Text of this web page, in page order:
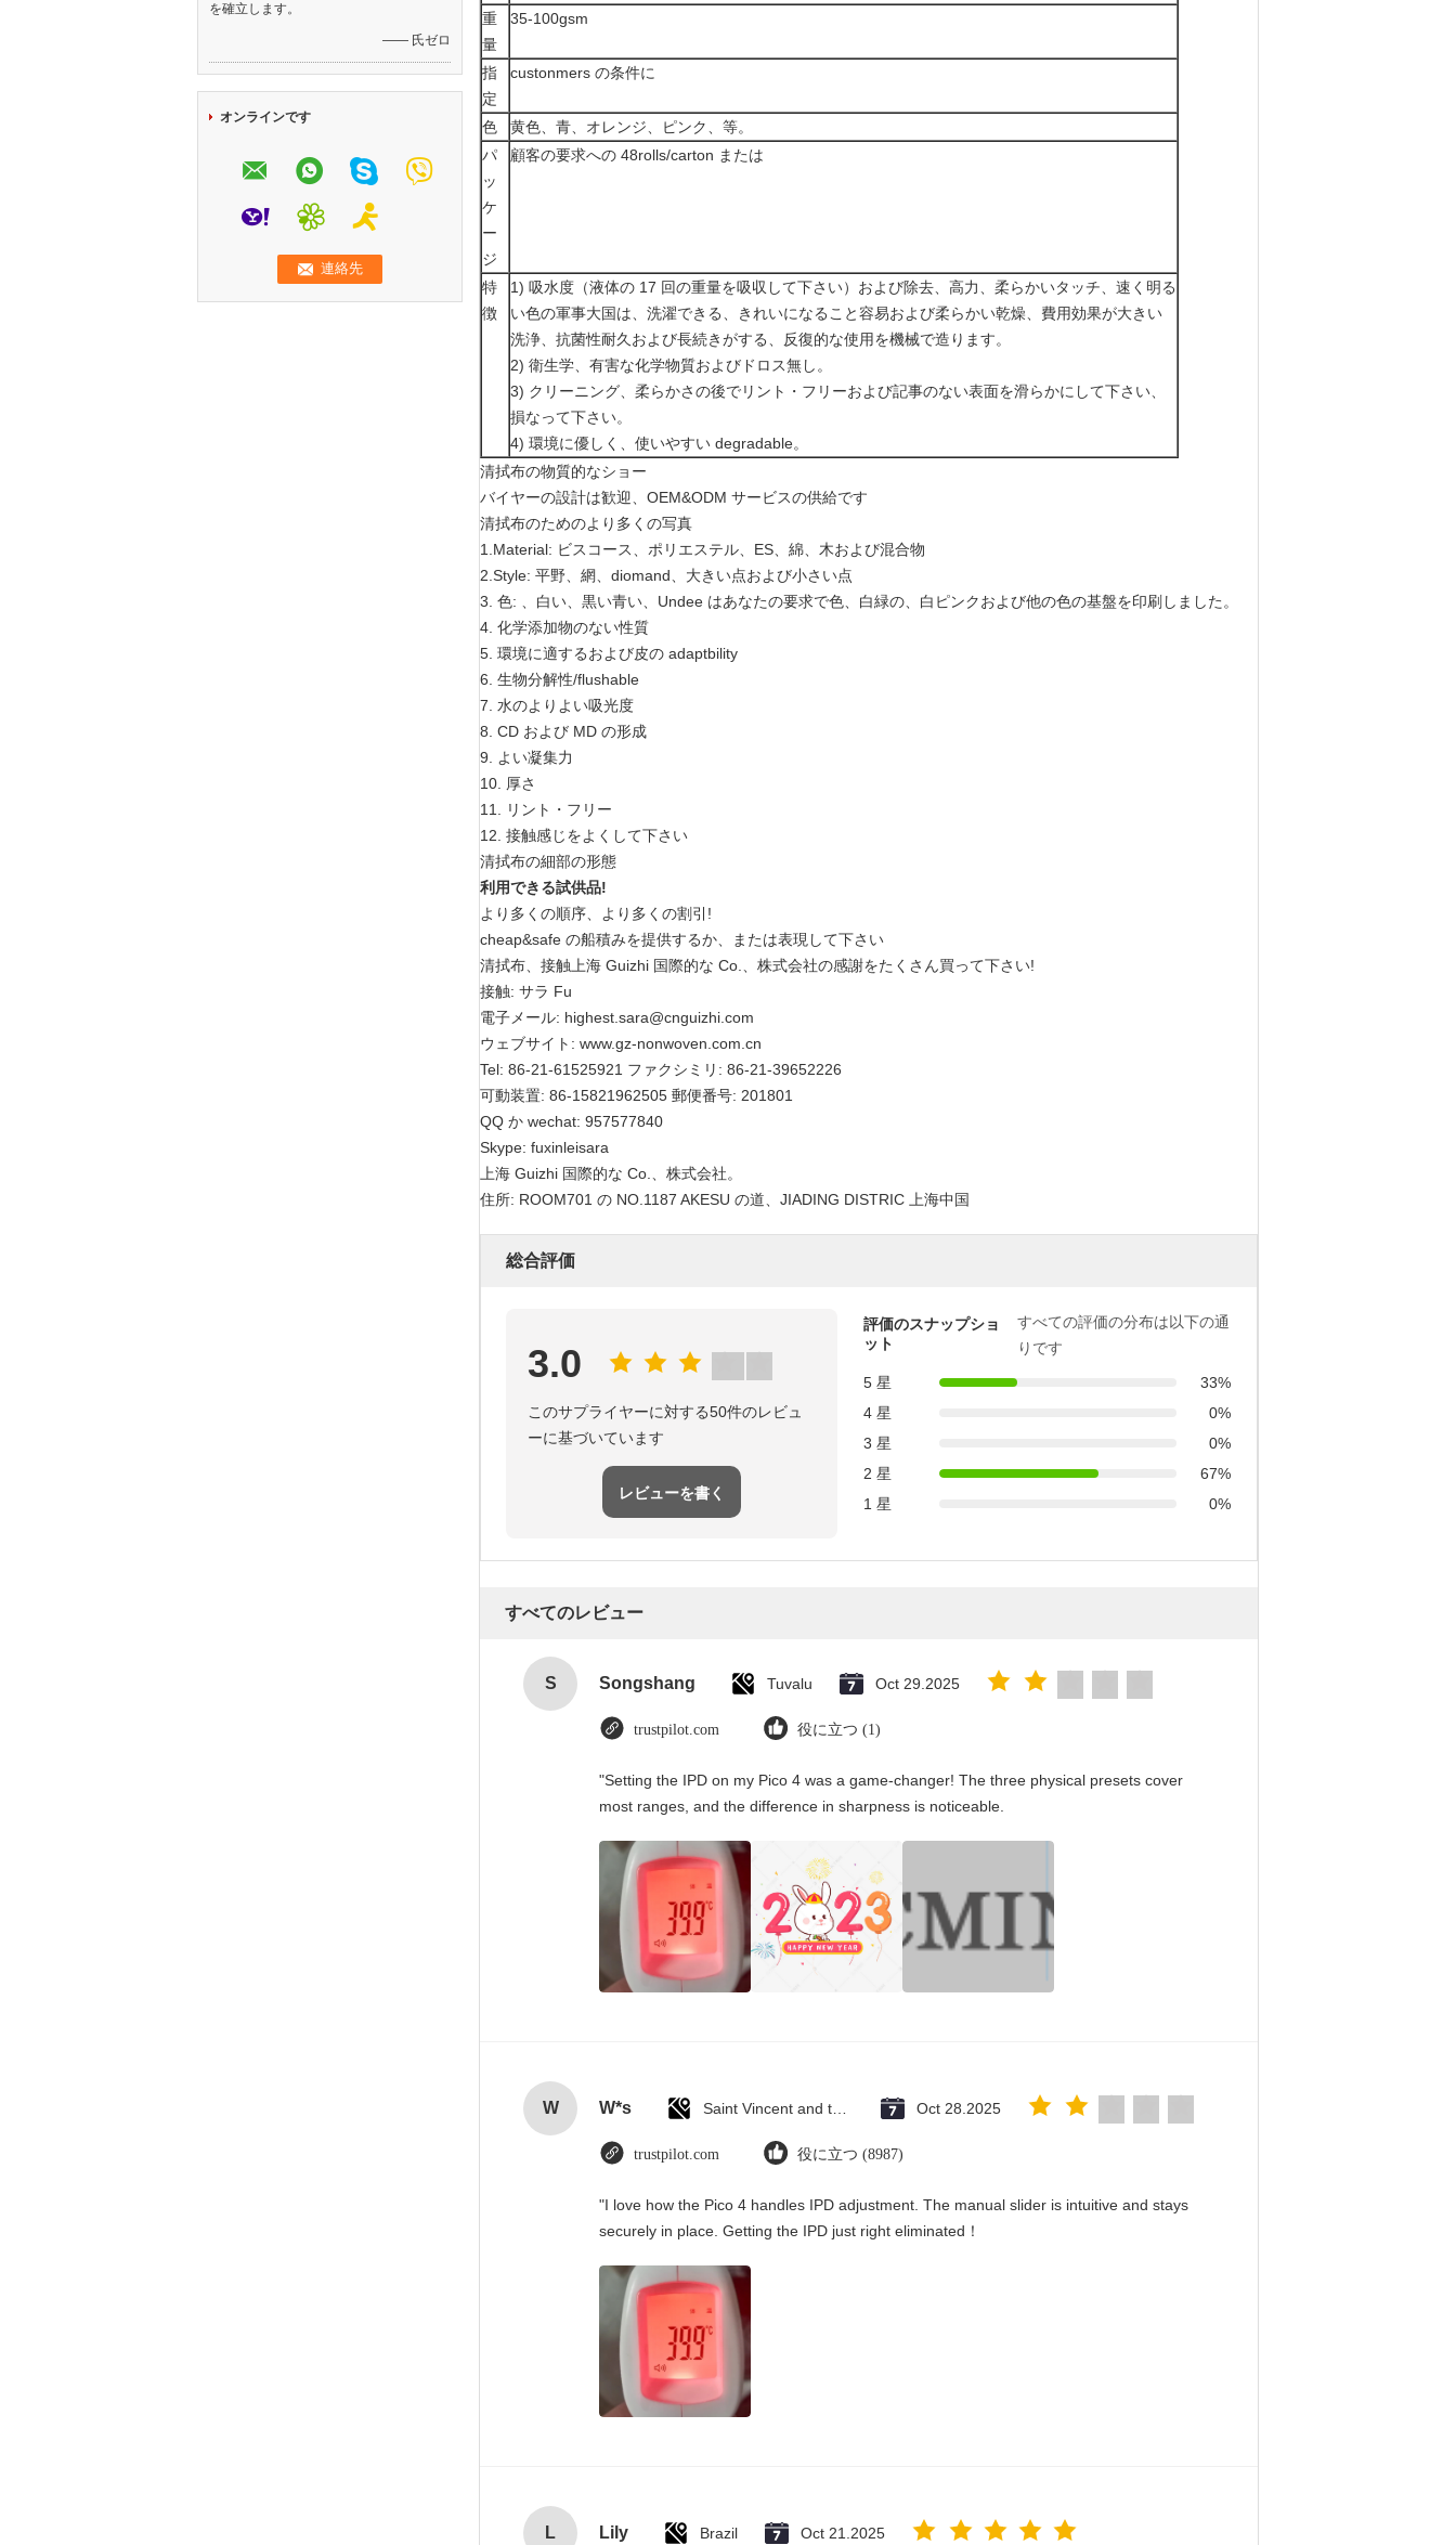
を確立します。
—— 氏ゼロ
オンラインです
重
量
35-100gsm
指
定
custonmers の条件に
色
黄色、青、オレンジ、ピンク、等。
パ
ッ
ケ
ー
ジ
顧客の要求への 48rolls/carton または
特
徴
1) 吸水度（液体の 17 回の重量を吸収して下さい）および除去、高力、柔らかいタッチ、速く明る
い色の軍事大国は、洗濯できる、きれいになること容易および柔らかい乾燥、費用効果が大きい
洗浄、抗菌性耐久および長続きがする、反復的な使用を機械で造ります。
2) 衛生学、有害な化学物質およびドロス無し。
3) クリーニング、柔らかさの後でリント・フリーおよび記事のない表面を滑らかにして下さい、
損なって下さい。
4) 環境に優しく、使いやすい degradable。
清拭布の物質的なショー
バイヤーの設計は歓迎、OEM&ODM サービスの供給です
清拭布のためのより多くの写真
1.Material: ビスコース、ポリエステル、ES、綿、木および混合物
2.Style: 平野、網、diomand、大きい点および小さい点
3. 色: 、白い、黒い青い、Undee はあなたの要求で色、白緑の、白ピンクおよび他の色の基盤を印刷しました。
4. 化学添加物のない性質
5. 環境に適するおよび皮の adaptbility
6. 生物分解性/flushable
7. 水のよりよい吸光度
8. CD および MD の形成
9. よい凝集力
10. 厚さ
11. リント・フリー
12. 接触感じをよくして下さい
清拭布の細部の形態
利用できる試供品!
より多くの順序、より多くの割引!
cheap&safe の船積みを提供するか、または表現して下さい
清拭布、接触上海 Guizhi 国際的な Co.、株式会社の感謝をたくさん買って下さい!
接触: サラ Fu
電子メール: highest.sara@cnguizhi.com
ウェブサイト: www.gz-nonwoven.com.cn
Tel: 86-21-61525921 ファクシミリ: 86-21-39652226
可動装置: 86-15821962505 郵便番号: 201801
QQ か wechat: 957577840
Skype: fuxinleisara
上海 Guizhi 国際的な Co.、株式会社。
住所: ROOM701 の NO.1187 AKESU の道、JIADING DISTRIC 上海中国
総合評価
3.0
このサプライヤーに対する50件のレビュ
ーに基づいています
レビューを書く
評価のスナップショ
ット
すべての評価の分布は以下の通
りです
5 星
33%
4 星
0%
3 星
0%
2 星
67%
1 星
0%
すべてのレビュー
S Songshang Tuvalu Oct 29.2025
trustpilot.com 役に立つ (1)
"Setting the IPD on my Pico 4 was a game-changer! The three physical presets cover
most ranges, and the difference in sharpness is noticeable.
W W*s Oct 28.2025
trustpilot.com 役に立つ (8987)
"I love how the Pico 4 handles IPD adjustment. The manual slider is intuitive and stays
securely in place. Getting the IPD just right eliminated！
L Lily Brazil Oct 21.2025